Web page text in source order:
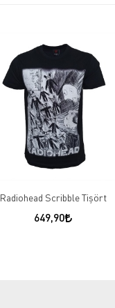
Radiohead Scribble Tişört
649,90